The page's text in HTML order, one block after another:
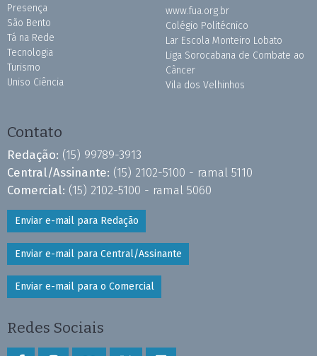
Presença
São Bento
Tá na Rede
Tecnologia
Turismo
Uniso Ciência
www.fua.org.br
Colégio Politécnico
Lar Escola Monteiro Lobato
Liga Sorocabana de Combate ao
Câncer
Vila dos Velhinhos
Contato
Redação: (15) 99789-3913
Central/Assinante: (15) 2102-5100 - ramal 5110
Comercial: (15) 2102-5100 - ramal 5060
Enviar e-mail para Redação
Enviar e-mail para Central/Assinante
Enviar e-mail para o Comercial
Redes Sociais